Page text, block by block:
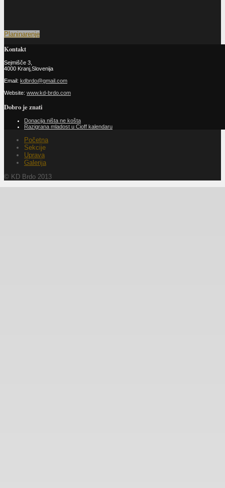
Planinarenje
Kontakt
Sejmišče 3,
4000 Kranj,Slovenija
Email: kdbrdo@gmail.com
Website: www.kd-brdo.com
Dobro je znati
Donacija ništa ne košta
Razigrana mladost u Cioff kalendaru
Početna
Sekcije
Uprava
Galerija
© KD Brdo 2013